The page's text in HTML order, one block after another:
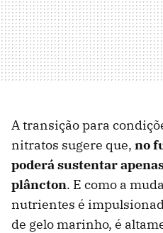
A transição para
nitratos sugere que, no
poderá sustentar
plâncton. E como a
nutrientes é
de gelo marinho, é